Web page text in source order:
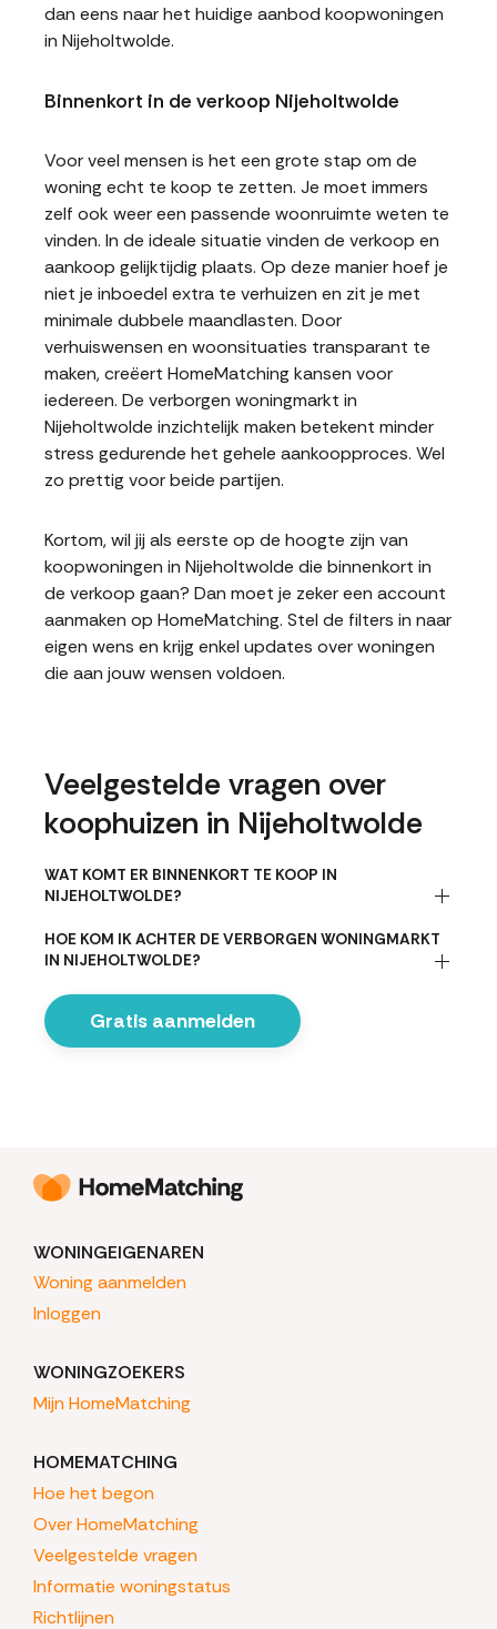
dan eens naar het huidige aanbod koopwoningen
in Nijeholtwolde.
Binnenkort in de verkoop Nijeholtwolde
Voor veel mensen is het een grote stap om de
woning echt te koop te zetten. Je moet immers
zelf ook weer een passende woonruimte weten te
vinden. In de ideale situatie vinden de verkoop en
aankoop gelijktijdig plaats. Op deze manier hoef je
niet je inboedel extra te verhuizen en zit je met
minimale dubbele maandlasten. Door
verhuiswensen en woonsituaties transparant te
maken, creëert HomeMatching kansen voor
iedereen. De verborgen woningmarkt in
Nijeholtwolde inzichtelijk maken betekent minder
stress gedurende het gehele aankoopproces. Wel
zo prettig voor beide partijen.
Kortom, wil jij als eerste op de hoogte zijn van
koopwoningen in Nijeholtwolde die binnenkort in
de verkoop gaan? Dan moet je zeker een account
aanmaken op HomeMatching. Stel de filters in naar
eigen wens en krijg enkel updates over woningen
die aan jouw wensen voldoen.
Veelgestelde vragen over
koophuizen in Nijeholtwolde
WAT KOMT ER BINNENKORT TE KOOP IN
NIJEHOLTWOLDE?
HOE KOM IK ACHTER DE VERBORGEN WONINGMARKT
IN NIJEHOLTWOLDE?
Gratis aanmelden
WONINGEIGENAREN
Woning aanmelden
Inloggen
WONINGZOEKERS
Mijn HomeMatching
HOMEMATCHING
Hoe het begon
Over HomeMatching
Veelgestelde vragen
Informatie woningstatus
Richtlijnen